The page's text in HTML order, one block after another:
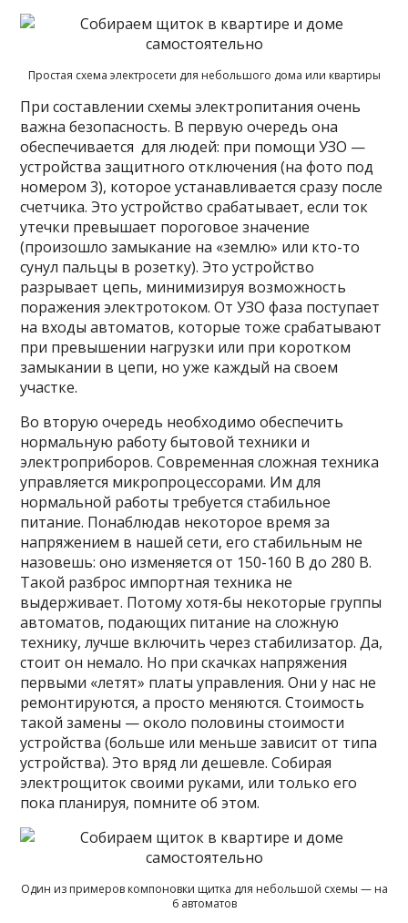
Простая схема электросети для небольшого дома или квартиры
При составлении схемы электропитания очень
важна безопасность. В первую очередь она
обеспечивается для людей: при помощи УЗО —
устройства защитного отключения (на фото под
номером 3), которое устанавливается сразу после
счетчика. Это устройство срабатывает, если ток
утечки превышает пороговое значение
(произошло замыкание на «землю» или кто-то
сунул пальцы в розетку). Это устройство
разрывает цепь, минимизируя возможность
поражения электротоком. От УЗО фаза поступает
на входы автоматов, которые тоже срабатывают
при превышении нагрузки или при коротком
замыкании в цепи, но уже каждый на своем
участке.
Во вторую очередь необходимо обеспечить
нормальную работу бытовой техники и
электроприборов. Современная сложная техника
управляется микропроцессорами. Им для
нормальной работы требуется стабильное
питание. Понаблюдав некоторое время за
напряжением в нашей сети, его стабильным не
назовешь: оно изменяется от 150-160 В до 280 В.
Такой разброс импортная техника не
выдерживает. Потому хотя-бы некоторые группы
автоматов, подающих питание на сложную
технику, лучше включить через стабилизатор. Да,
стоит он немало. Но при скачках напряжения
первыми «летят» платы управления. Они у нас не
ремонтируются, а просто меняются. Стоимость
такой замены — около половины стоимости
устройства (больше или меньше зависит от типа
устройства). Это вряд ли дешевле. Собирая
электрощиток своими руками, или только его
пока планируя, помните об этом.
Один из примеров компоновки щитка для небольшой схемы — на
6 автоматов